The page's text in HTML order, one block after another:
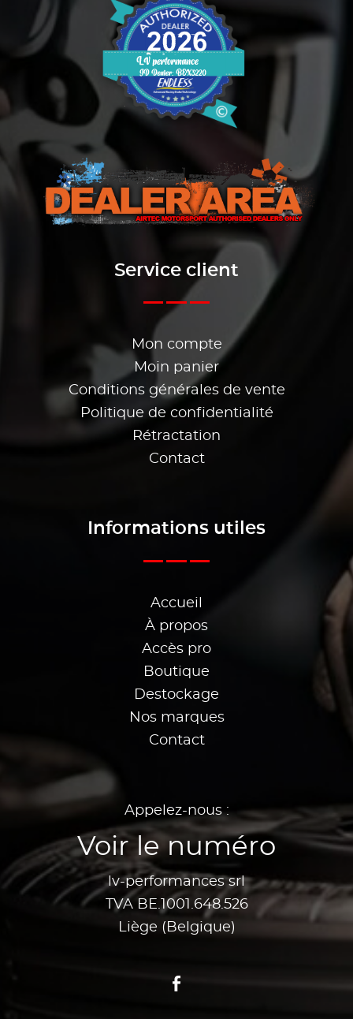
Service client
Mon compte
Moin panier
Conditions générales de vente
Politique de confidentialité
Rétractation
Contact
Informations utiles
Accueil
À propos
Accès pro
Boutique
Destockage
Nos marques
Contact
Appelez-nous :
Voir le numéro
lv-performances srl
TVA BE.1001.648.526
Liège (Belgique)